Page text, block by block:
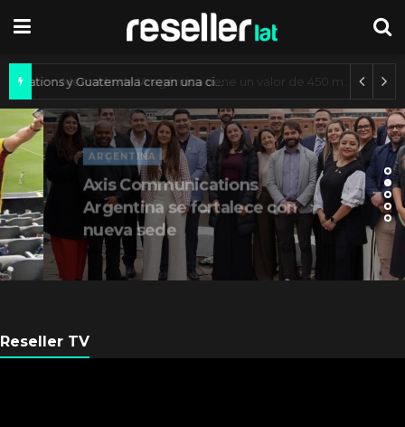
Axis Communications y Guatemala crean una ciudad inteligente
ARGENTINA
Axis Communications
Argentina se fortalece con
nueva sede
Reseller TV